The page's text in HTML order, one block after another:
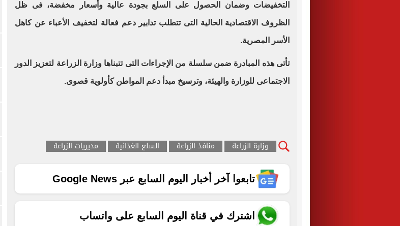
التخفيضات وضمان الحصول على السلع بجودة عالية وأسعار مخفضة، فى ظل
الظروف الاقتصادية الحالية التى تتطلب تدابير دعم فعالة لتخفيف الأعباء عن كاهل
الأسر المصرية.
تأتى هذه المبادرة ضمن سلسلة من الإجراءات التى تتبناها وزارة الزراعة لتعزيز الدور
الاجتماعى للوزارة والهيئة، وترسيخ مبدأ دعم المواطن كأولوية قصوى.
وزارة الزراعة منافذ الزراعة السلع الغذائية مديريات الزراعة
تابعوا آخر أخبار اليوم السابع عبر Google News
اشترك في قناة اليوم السابع على واتساب